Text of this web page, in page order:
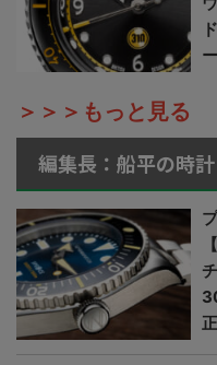
＞＞＞もっと見る
編集長：船平の時